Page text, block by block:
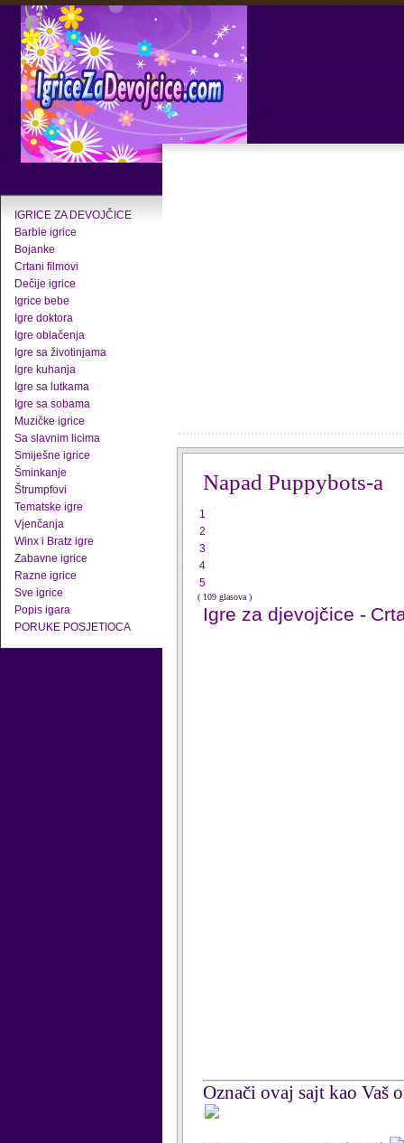
IGRICE ZA DEVOJČICE
Barbie igrice
Bojanke
Crtani filmovi
Dečije igrice
Igrice bebe
Igre doktora
Igre oblačenja
Igre sa životinjama
Igre kuhanja
Igre sa lutkama
Igre sa sobama
Muzičke igrice
Sa slavnim licima
Smiješne igrice
Šminkanje
Štrumpfovi
Tematske igre
Vjenčanja
Winx i Bratz igre
Zabavne igrice
Razne igrice
Sve igrice
Popis igara
PORUKE POSJETIOCA
Napad Puppybots-a
1
2
3
4
5
( 109 glasova )
Igre za djevojčice -
Označi ovaj sajt kao Vaš